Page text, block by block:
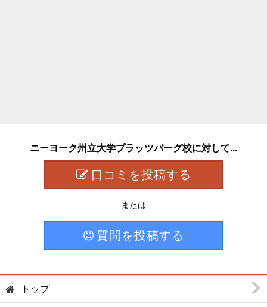
ニーヨーク州立大学プラッツバーグ校に対して...
口コミを投稿する
または
質問を投稿する
トップ